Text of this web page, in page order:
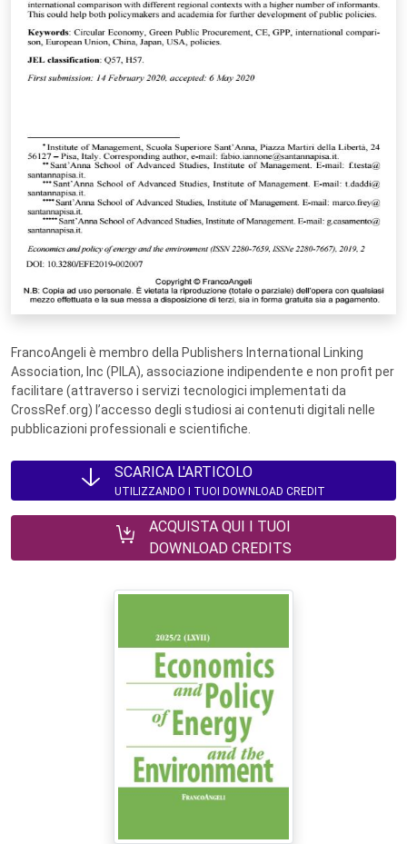
FrancoAngeli è membro della Publishers International Linking
Association, Inc (PILA), associazione indipendente e non profit per
facilitare (attraverso i servizi tecnologici implementati da
CrossRef.org) l’accesso degli studiosi ai contenuti digitali nelle
pubblicazioni professionali e scientifiche.
SCARICA L'ARTICOLO
UTILIZZANDO I TUOI DOWNLOAD CREDIT
ACQUISTA QUI I TUOI
DOWNLOAD CREDITS